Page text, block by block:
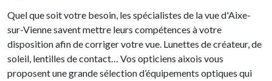
Quel que soit votre besoin, les spécialistes de la vue d'Aixe-
sur-Vienne savent mettre leurs compétences à votre
disposition afin de corriger votre vue. Lunettes de créateur, de
soleil, lentilles de contact… Vos opticiens aixois vous
proposent une grande sélection d’équipements optiques qui